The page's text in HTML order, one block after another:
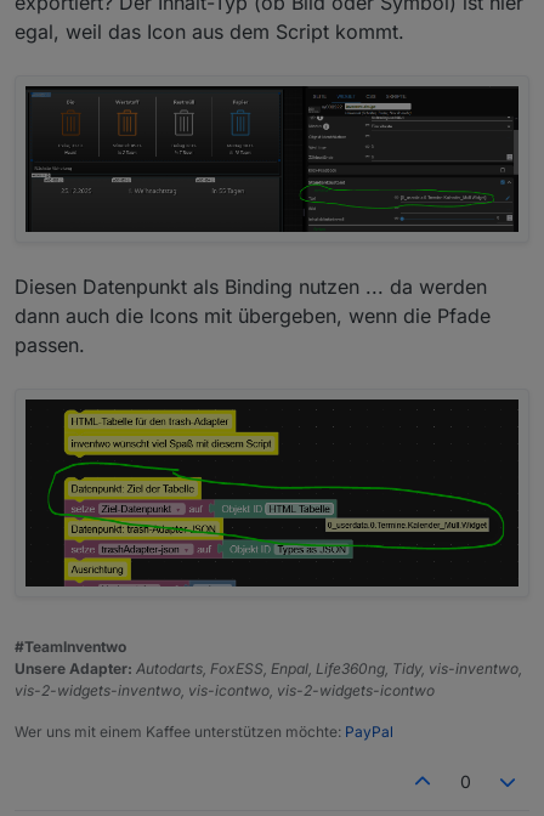
nicht angezeigt.....
Auch wenn ich in eurem Widget Inhaltstyp Bild
nicht angezeigt,
egal, weil das Icon aus dem Script kommt.
Diesen Datenpunkt als Binding nutzen ... da werden
dann auch die Icons mit übergeben, wenn die Pfade
passen.
#TeamInventwo
Unsere Adapter: Autodarts, FoxESS, Enpal, Life360ng, Tidy, vis-inventwo,
vis-2-widgets-inventwo, vis-icontwo, vis-2-widgets-icontwo
Wer uns mit einem Kaffee unterstützen möchte: PayPal
0